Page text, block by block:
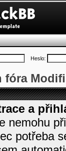
Heslo:
fóra
a
nemohu
potřeba